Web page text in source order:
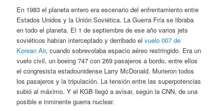
En 1983 el planeta entero era escenario del enfrentamiento entre
Estados Unidos y la Unión Soviética. La Guerra Fría se libraba
en todo el planeta. El 1 de septiembre de ese año varios jets
soviéticos habían interceptado y derribado elvuelo 007 de
Korean Air, cuando sobrevolaba espacio aéreo restringido. Era un
vuelo civil, un boeing 747 con 269 pasajeros a bordo, entre ellos
el congresista estadounidense Larry McDonald. Murieron todos
los pasajeros y la tripulación. La tensión entre las superpotencias
subió al máximo. Y el KGB llegó a avisar, según la CNN, de una
posible e inminente guerra nuclear.